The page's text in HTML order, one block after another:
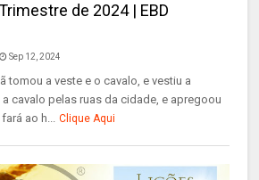
de 2024 | EBD
Sep 12, 2024
tomou a veste e o cavalo, e vestiu a
cavalo pelas ruas da cidade, e apregoou
ao h... Clique Aqui